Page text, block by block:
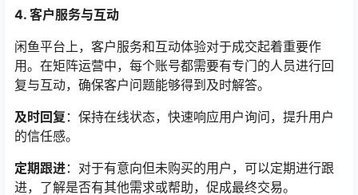
4. 客户服务与互动
闲鱼平台上，客户服务和互动体验对于成交起着重要作
用。在矩阵运营中，每个账号都需要有专门的人员进行回
复与互动，确保客户问题能够得到及时解答。
及时回复 ：保持在线状态，快速响应用户询问，提升用户
的信任感。
定期跟进：对于有意向但未购买的用户，可以定期进行跟
进，了解是否有其他需求或帮助，促成最终交易。